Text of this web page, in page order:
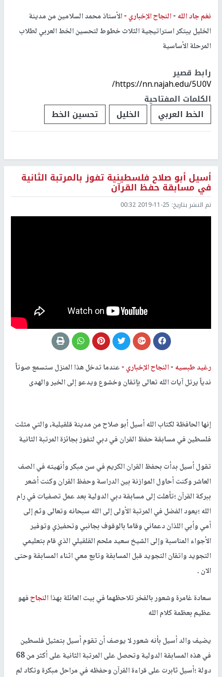
نغم جاد الله-النجاح الإخباري -الأستاذ محمد السلامين من مدينة
الخليل يبتكر استراتيجية الثلاث خطوط لتحسين الخط العربي لطلاب
المرحلة الأساسية
رابط قصير
https://nn.najah.edu/5U0V/
الكلمات المفتاحية
الخط العربي
الخليل تحسين الخط
أسيل أبو صلاح فلسطينية تفوز بالمرتبة الثانية
في مسابقة حفظ القرآن
تم النشر بتاريخ: 2019-11-25 00:32
رغيد طبسيه-النجاح الإخباري -عندما تدخل هذا المنزل ستسمع صوتاً
ندياً يرتل آيات الله تعالى بإتقان وخشوع ويدعو إلى الخير والهدى
إنها الحافظة لكتاب الله أسيل أبو صلاح من مدينة قلقيلية، والتي مثلت
فلسطين في مسابقة حفظ القران في دبي لتفوز بجائزة المرتبة الثانية
تقول أسيل بدأت بحفظ القران الكريم في سن مبكر وأنهيته في الصف
العاشر وكنت أحاول الموازنة بين الدراسة وحفظ القران وكنت أشعر
ببركة القرآن ؛تأهلت إلى مسابقة دبي الدولية بعد عمل تصفيات في رام
الله ؛يعود الفضل في المرتبة الأولى إلى الله سبحانه وتعالى وثم إلى
أمي وأبي اللذان دعماني وقاما بالوقوف بجانبي وتحفيزي وتوفير
الأجواء المناسبة وإلى الشيخ سعيد ملحم القلقيلي الذي قام بتعليمي
التجويد واتقان التجويد قبل المسابقة وتابع معي اثناء المسابقة وحتى
الان .
سعادة غامرة وشعور بالفخر تلاحظهما في بيت العائلة بهذاالنجاحفهو
عظيم بعظمة كلام الله
يضيف والد أسيل بأنه شعور لا يوصف أن تقوم أسيل بتمثيل فلسطين
في هذه المسابقة الدولية وتحصل على المرتبة الثانية على أكثر من 68
دولة ؛أسيل ثابرت على قراءة القرآن وحفظه في مراحل مبكرة وتكاد لم